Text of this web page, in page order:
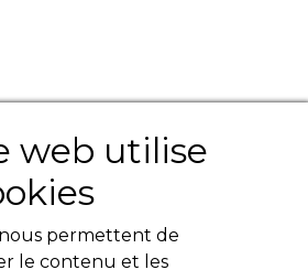
web utilise
nous permettent de
le contenu et les